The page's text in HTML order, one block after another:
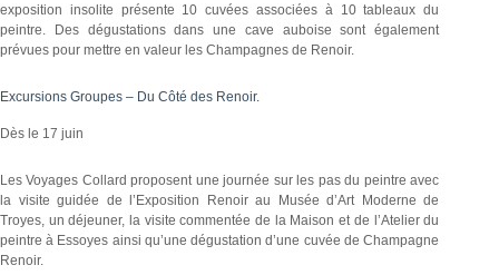
exposition insolite présente 10 cuvées associées à 10 tableaux du
peintre. Des dégustations dans une cave auboise sont également
prévues pour mettre en valeur les Champagnes de Renoir.
Excursions Groupes – Du Côté des Renoir.
Dès le 17 juin
Les Voyages Collard proposent une journée sur les pas du peintre avec
la visite guidée de l’Exposition Renoir au Musée d’Art Moderne de
Troyes, un déjeuner, la visite commentée de la Maison et de l’Atelier du
peintre à Essoyes ainsi qu’une dégustation d’une cuvée de Champagne
Renoir.